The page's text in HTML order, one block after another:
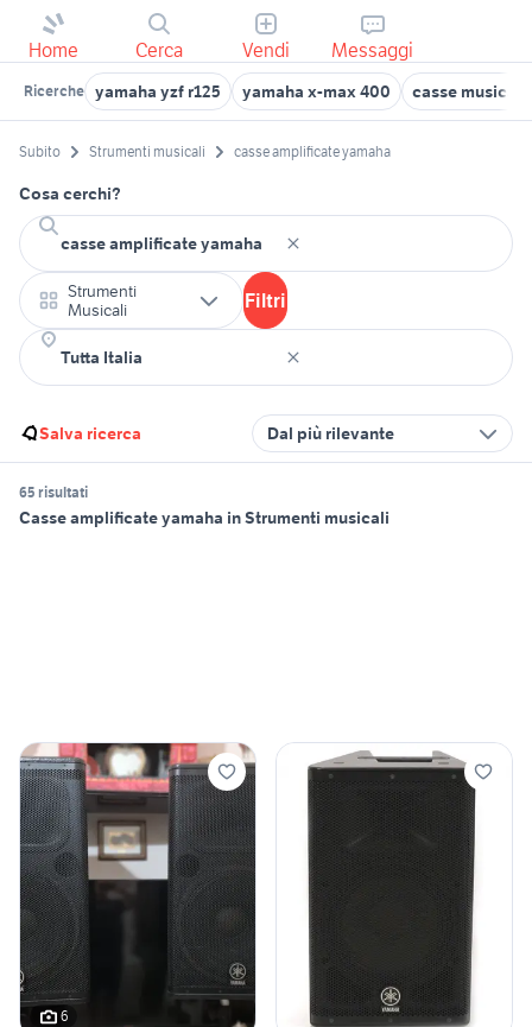
Home Cerca Vendi Messaggi
Ricerche yamaha yzf r125 yamaha x-max 400 casse musica
Subito Strumenti musicali casse amplificate yamaha
Cosa cerchi?
Strumenti
Musicali
Filtri
Salva ricerca Dal più rilevante
65 risultati
Casse amplificate yamaha in Strumenti musicali
6